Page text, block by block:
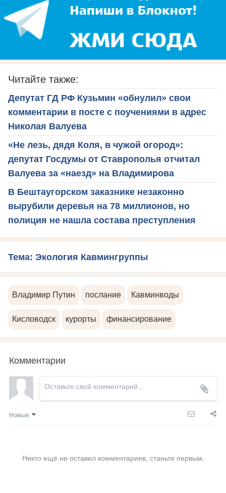
Читайте также:
Депутат ГД РФ Кузьмин «обнулил» свои
комментарии в посте с поучениями в адрес
Николая Валуева
«Не лезь, дядя Коля, в чужой огород»:
депутат Госдумы от Ставрополья отчитал
Валуева за «наезд» на Владимирова
В Бештаугорском заказнике незаконно
вырубили деревья на 78 миллионов, но
полиция не нашла состава преступления
Тема: Экология Кавмингруппы
Владимир Путин послание Кавминводы
Кисловодск курорты финансирование
Комментарии
Новые
Никто ещё не оставил комментариев, станьте первым.